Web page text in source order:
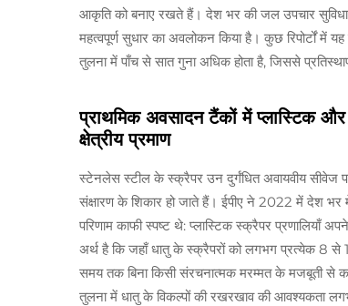
आकृति को बनाए रखते हैं। देश भर की जल उपचार
महत्वपूर्ण सुधार का अवलोकन किया है। कुछ रिपोर्टों में
तुलना में पाँच से सात गुना अधिक होता है, जिससे
प्राथमिक अवसादन टैंकों में प्लास्टिक
क्षेत्रीय प्रमाण
स्टेनलेस स्टील के स्क्रैपर उन दुर्गंधित अवायवीय सीवेज
संक्षारण के शिकार हो जाते हैं। ईपीए ने 2022 में देश भर
परिणाम काफी स्पष्ट थे: प्लास्टिक स्क्रैपर प्रणालियाँ
अर्थ है कि जहाँ धातु के स्क्रैपरों को लगभग प्रत्येक 8 से
समय तक बिना किसी संरचनात्मक मरम्मत के मजबूती से
तुलना में धातु के विकल्पों की रखरखाव की आवश्यकता